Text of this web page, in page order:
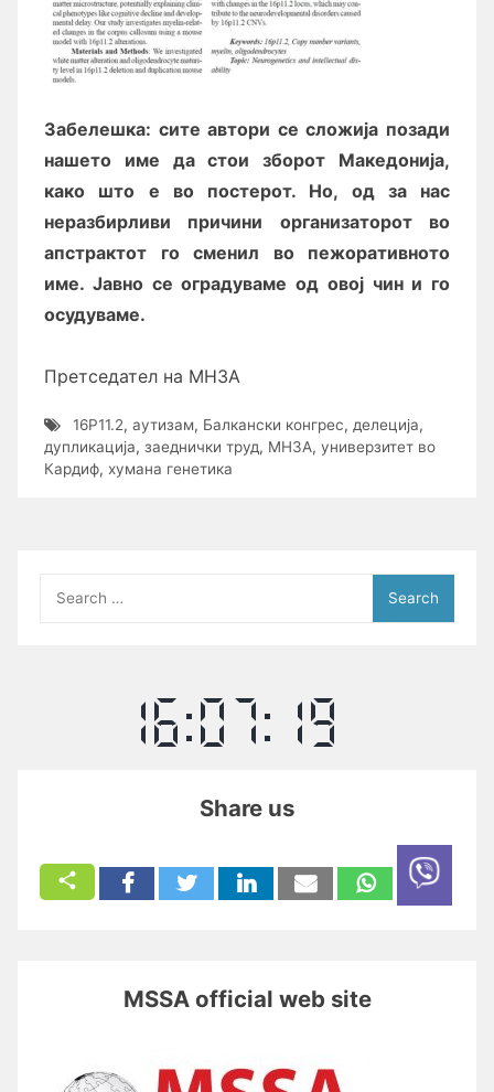
Забелешка: сите автори се сложија позади
нашето име да стои зборот Македонија,
како што е во постерот. Но, од за нас
неразбирливи причини организаторот во
апстрактот го сменил во пежоративното
име. Јавно се оградуваме од овој чин и го
осудуваме.
Претседател на МНЗА
16P11.2, аутизам, Балкански конгрес, делеција,
дупликација, заеднички труд, МНЗА, универзитет во
Кардиф, хумана генетика
for:
Share us
MSSA official web site